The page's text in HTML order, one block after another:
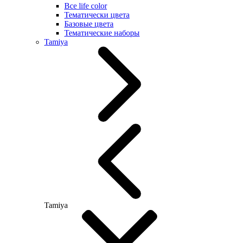
Все life color
Тематически цвета
Базовые цвета
Тематические наборы
Tamiya
Tamiya